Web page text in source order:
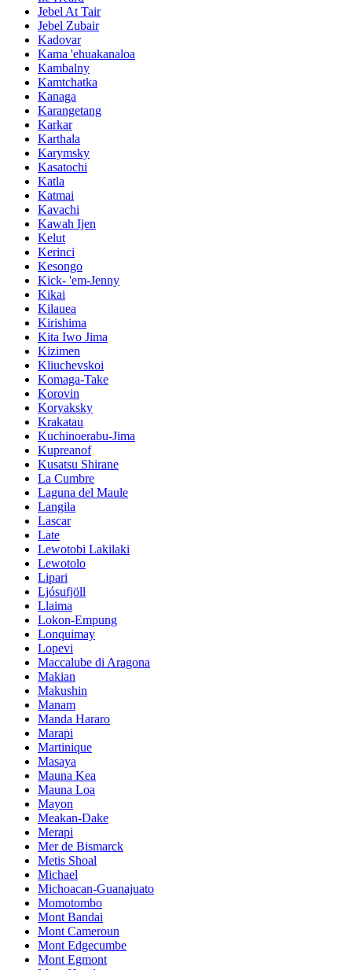
Jebel At Tair
Jebel Zubair
Kadovar
Kama 'ehuakanaloa
Kambalny
Kamtchatka
Kanaga
Karangetang
Karkar
Karthala
Karymsky
Kasatochi
Katla
Katmai
Kavachi
Kawah Ijen
Kelut
Kerinci
Kesongo
Kick- 'em-Jenny
Kikai
Kilauea
Kirishima
Kita Iwo Jima
Kizimen
Kliuchevskoi
Komaga-Take
Korovin
Koryaksky
Krakatau
Kuchinoerabu-Jima
Kupreanof
Kusatsu Shirane
La Cumbre
Laguna del Maule
Langila
Lascar
Late
Lewotobi Lakilaki
Lewotolo
Lipari
Ljósufjöll
Llaima
Lokon-Empung
Lonquimay
Lopevi
Maccalube di Aragona
Makian
Makushin
Manam
Manda Hararo
Marapi
Martinique
Masaya
Mauna Kea
Mauna Loa
Mayon
Meakan-Dake
Merapi
Mer de Bismarck
Metis Shoal
Michael
Michoacan-Guanajuato
Momotombo
Mont Bandai
Mont Cameroun
Mont Edgecumbe
Mont Egmont